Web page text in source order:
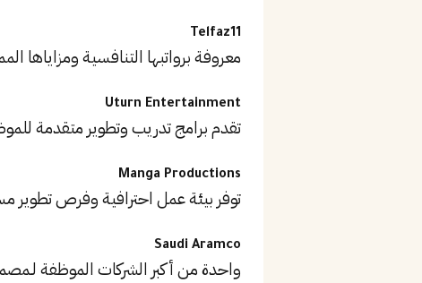
Telfaz11
معروفة برواتبها التنافسية ومزاياها
Uturn Entertainment
تقدم برامج تدريب وتطوير متقدمة
Manga Productions
توفر بيئة عمل احترافية وفرص تطوير
Saudi Aramco
واحدة من أكبر الشركات الموظفة